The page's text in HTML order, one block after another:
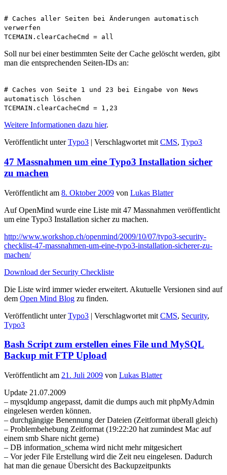
# Caches aller Seiten bei Änderungen automatisch
verwerfen
TCEMAIN.clearCacheCmd = all
Soll nur bei einer bestimmten Seite der Cache gelöscht werden, gibt
man die entsprechenden Seiten-IDs an:
# Caches von Seite 1 und 23 bei Eingabe von News
automatisch löschen
TCEMAIN.clearCacheCmd = 1,23
Weitere Informationen dazu hier.
Veröffentlicht unter Typo3 | Verschlagwortet mit CMS, Typo3
47 Massnahmen um eine Typo3 Installation sicher
zu machen
Veröffentlicht am 8. Oktober 2009 von Lukas Blatter
Auf OpenMind wurde eine Liste mit 47 Massnahmen veröffentlicht
um eine Typo3 Installation sicher zu machen.
http://www.workshop.ch/openmind/2009/10/07/typo3-security-
checklist-47-massnahmen-um-eine-typo3-installation-sicherer-zu-
machen/
Download der Security Checkliste
Die Liste wird immer wieder erweitert. Akutuelle Versionen sind auf
dem Open Mind Blog zu finden.
Veröffentlicht unter Typo3 | Verschlagwortet mit CMS, Security,
Typo3
Bash Script zum erstellen eines File und MySQL
Backup mit FTP Upload
Veröffentlicht am 21. Juli 2009 von Lukas Blatter
Update 21.07.2009
– mysqldump angepasst, damit die dumps auch mit phpMyAdmin
eingelesen werden können.
– durchgängige Benennung der Dateien (Zeitformat überall gleich)
– Problembehebung Zeitformat (19:22:20 hat zumindest Mac auf
einem smb Share nicht gerne)
– DB information_schema wird nicht mehr mitgesichert
– Vor jeder File Erstellung wird die Zeit neu eingelesen. Dadurch
hat man die genaue Übersicht des Backupzeitpunkts